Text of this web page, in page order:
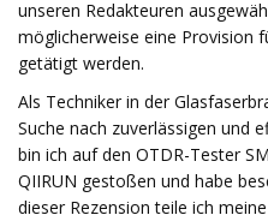
unseren Redakteuren
möglicherweise eine Provision
getätigt werden.
Als Techniker in der
Suche nach zuverlässigen und
bin ich auf den OTDR-Tester
QIIRUN gestoßen und habe
dieser Rezension teile ich